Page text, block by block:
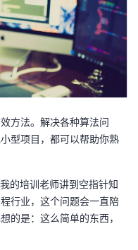
方法。解决各种算法问
型项目，都可以帮助你熟
的培训老师讲到空指针知
行业，这个问题会一直陪
的是：这么简单的东西，